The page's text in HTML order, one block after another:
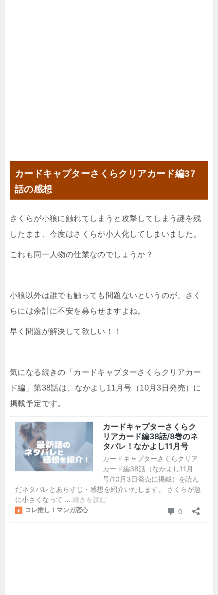
カードキャプターさくらクリアカード編37
話の感想
さくらが小狼に触れてしまうと攻撃してしまう謎を残
したまま、今度はさくらが小人化してしまいました。
これも同一人物の仕業なのでしょうか？
小狼以外は誰でも触っても問題ないというのが、さく
らには余計に不安を募らせますよね。
早く問題が解決して欲しい！！
気になる続きの「カードキャプターさくらクリアカー
ド編」第38話は、なかよし11月号（10月3日発売）に
掲載予定です。